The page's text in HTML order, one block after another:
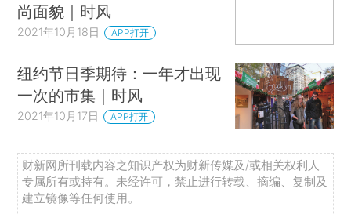
尚面貌｜时风
2021年10月18日 APP打开
纽约节日季期待：一年才出现
一次的市集｜时风
2021年10月17日 APP打开
财新网所刊载内容之知识产权为财新传媒及/或相关权利人
专属所有或持有。未经许可，禁止进行转载、摘编、复制及
建立镜像等任何使用。